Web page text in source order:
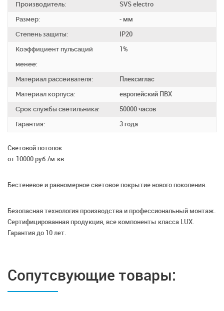
Производитель:
SVS electro
Размер:
- мм
Степень защиты:
IP20
Коэффициент пульсаций
менее:
1%
Материал рассеивателя:
Плексиглас
Материал корпуса:
европейский ПВХ
Срок службы светильника:
50000 часов
Гарантия:
3 года
Световой потолок
от 10000 руб./м.кв.
Бестеневое и равномерное световое покрытие нового поколения.
Безопасная технология производства и профессиональный монтаж.
Сертифицированная продукция, все компоненты класса LUX.
Гарантия до 10 лет.
Сопутсвующие товары: